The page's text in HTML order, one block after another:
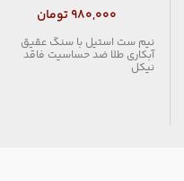
۹۸۰,۰۰۰تومان
نيم ست استيل با سنگ عقيق
آبكاري طلا ضد حساسيت فاقد
نيكل